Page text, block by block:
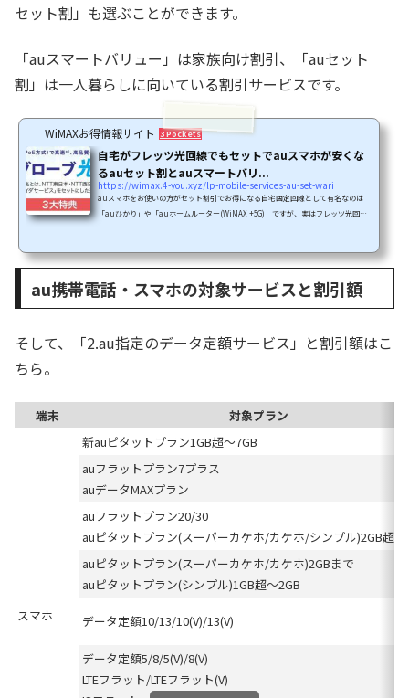
セット割」も選ぶことができます。
「auスマートバリュー」は家族向け割引、「auセット
割」は一人暮らしに向いている割引サービスです。
WiMAXお得情報サイト 3 Pockets
自宅がフレッツ光回線でもセットでauスマホが安くな
るauセット割とauスマートバリ...
https://wimax.4-you.xyz/lp-mobile-services-au-set-wari
auスマホをお使いの方がセット割引でお得になる自宅固定回線として有名なのは
「auひかり」や「auホームルーター(WiMAX +5G)」ですが、実はフレッツ光回線
なったりします。フレッツ光回線なら全国どこでも、戸建てでも集合住宅でも自宅
光」などのフレッツ光コラボへ乗り換えることができます。この記...
au携帯電話・スマホの対象サービスと割引額
そして、「2.au指定のデータ定額サービス」と割引額はこ
ちら。
端末 対象プラン
スマホ
新auピタットプラン1GB超～7GB
auフラットプラン7プラス
auデータMAXプラン
auフラットプラン20/30
auピタットプラン(スーパーカケホ/カケホ/シンプル)2GB超～
auピタットプラン(スーパーカケホ/カケホ)2GBまで
auピタットプラン(シンプル)1GB超～2GB
データ定額10/13/10(V)/13(V)
データ定額5/8/5(V)/8(V)
LTEフラット/LTEフラット(V)